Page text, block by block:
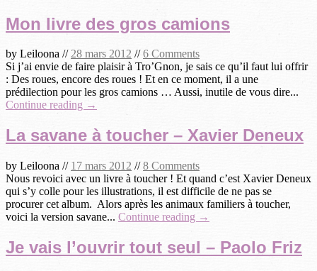
Mon livre des gros camions
by Leiloona //28 mars 2012 //6 Comments
Si j’ai envie de faire plaisir à Tro’Gnon, je sais ce qu’il faut lui offrir
: Des roues, encore des roues ! Et en ce moment, il a une
prédilection pour les gros camions … Aussi, inutile de vous dire...
Continue reading →
La savane à toucher – Xavier Deneux
by Leiloona // 17 mars 2012 //8 Comments
Nous revoici avec un livre à toucher ! Et quand c’est Xavier Deneux
qui s’y colle pour les illustrations, il est difficile de ne pas se
procurer cet album. Alors après les animaux familiers à toucher,
voici la version savane... Continue reading →
Je vais l’ouvrir tout seul – Paolo Friz